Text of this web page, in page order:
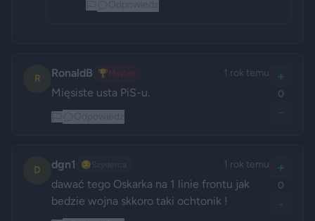
R RonaldB 🏆Master 1 rok temu
Mięsiste usta PiS-u.
+
0
-
D dgn1 😏 1 rok temu
dawać tego Oskarka na 1 linie frontu jak
bedzie wojna skkoro taki ochtonik !
+
0
-